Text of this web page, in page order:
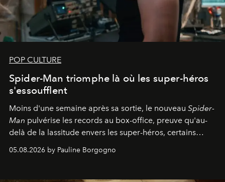
POP CULTURE
Spider-Man triomphe là où les super-héros
s'essoufflent
Moins d'une semaine après sa sortie, le nouveau Spider-
Man pulvérise les records au box-office, preuve qu'au-
delà de la lassitude envers les super-héros, certains
personnages continuent de susciter une ferveur intacte.
05.08.2026 by Pauline Borgogno